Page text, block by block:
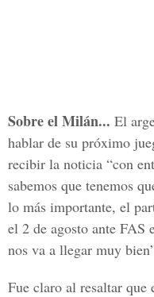
Sobre el Milán... El
hablar de su próximo
recibir la noticia “con
sabemos que tenemos
lo más importante, el
el 2 de agosto ante FAS
nos va a llegar muy
Fue claro al resaltar que